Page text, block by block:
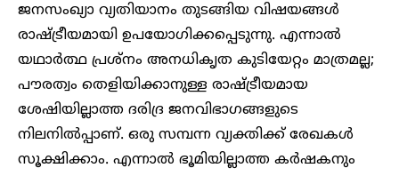
ജനസംഖ്യാ വ്യതിയാനം തുടങ്ങിയ വിഷയങ്ങൾ
രാഷ്ട്രീയമായി ഉപയോഗിക്കപ്പെടുന്നു. എന്നാൽ
യഥാർത്ഥ പ്രശ്നം അനധികൃത കുടിയേറ്റം മാത്രമല്ല;
പൗരത്വം തെളിയിക്കാനുള്ള രാഷ്ട്രീയമായ
ശേഷിയില്ലാത്ത ദരിദ്ര ജനവിഭാഗങ്ങളുടെ
നിലനിൽപ്പാണ്. ഒരു സമ്പന്ന വ്യക്തിക്ക് രേഖകൾ
സൂക്ഷിക്കാം. എന്നാൽ ഭൂമിയില്ലാത്ത കർഷകനും